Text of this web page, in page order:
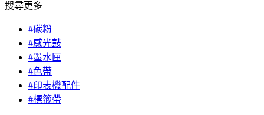
搜尋更多
#碳粉
#感光鼓
#墨水匣
#色帶
#印表機配件
#標籤帶